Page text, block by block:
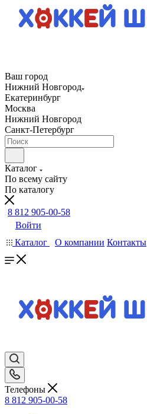
Ваш город
Нижний Новгород
Екатеринбург
Москва
Нижний Новгород
Санкт-Петербург
Каталог
По всему сайту
По каталогу
8 812 905-00-58
Войти
Каталог
О компании Контакты
Телефоны
8 812 905-00-58